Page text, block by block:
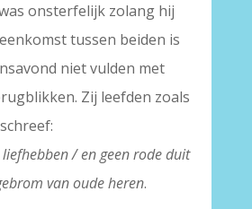
onsterfelijk zolang hij
tussen beiden is
niet vulden met
Zij leefden zoals
liefhebben / en geen rode duit
van oude heren.